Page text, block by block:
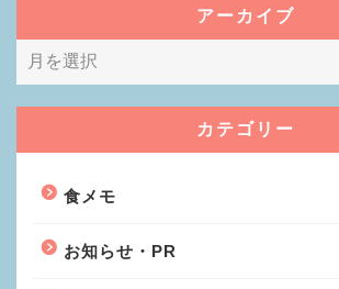
アーカイブ
カテゴリー
食メモ
お知らせ・PR